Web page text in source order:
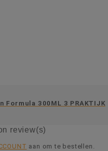
Formula 300ML 3 PRAKTIJK
review(s)
aan om te bestellen.